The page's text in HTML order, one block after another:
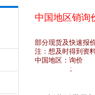
中国地区销询
部分现货及快速报
注：想及时得到资
中国地区： 询价
;